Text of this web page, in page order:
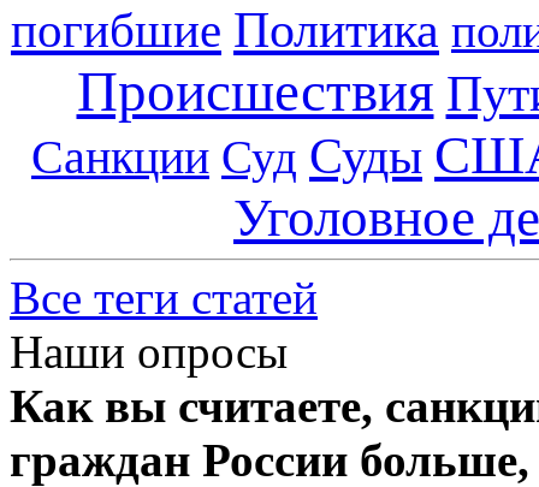
погибшие Политика
Происшествия
Санкции Суд Суды
Уголовное
Все теги статей
Наши опросы
Как вы считаете,
граждан России